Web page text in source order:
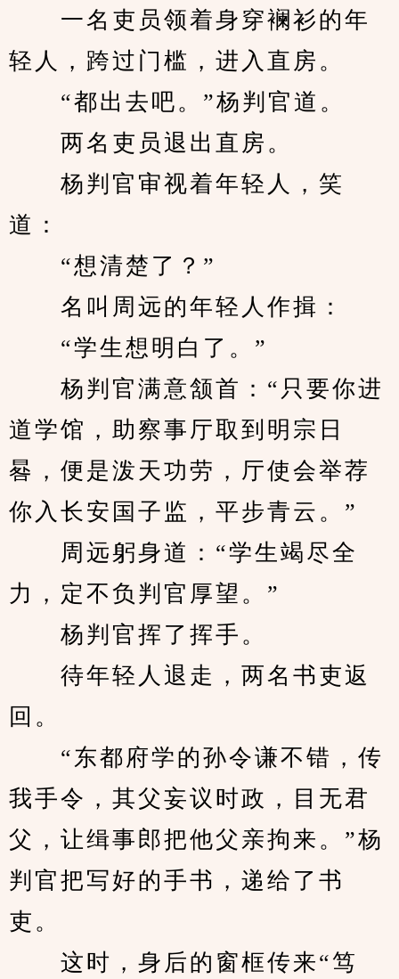
一名吏员领着身穿襕衫的年
轻人，跨过门槛，进入直房。
“都出去吧。”杨判官道。
两名吏员退出直房。
杨判官审视着年轻人，笑
道：
“想清楚了？”
名叫周远的年轻人作揖：
“学生想明白了。”
杨判官满意颔首：“只要你进
道学馆，助察事厅取到明宗日
晷，便是泼天功劳，厅使会举荐
你入长安国子监，平步青云。”
周远躬身道：“学生竭尽全
力，定不负判官厚望。”
杨判官挥了挥手。
待年轻人退走，两名书吏返
回。
“东都府学的孙令谦不错，传
我手令，其父妄议时政，目无君
父，让缉事郎把他父亲拘来。”杨
判官把写好的手书，递给了书
吏。
这时，身后的窗框传来“笃